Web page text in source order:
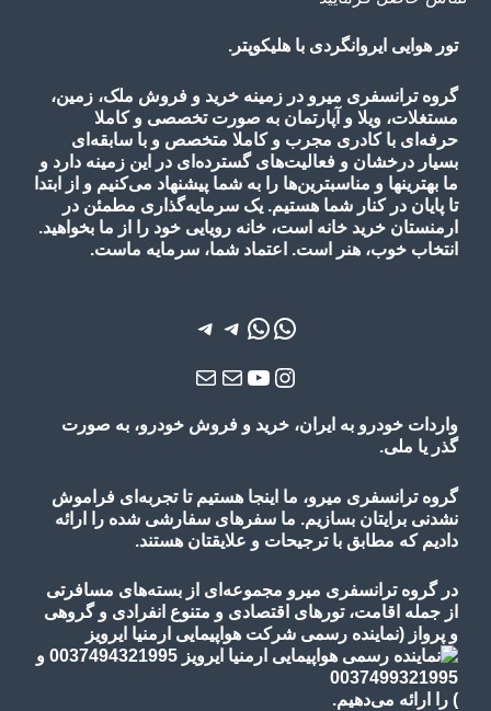
تور هوایی ایروانگردی با هلیکوپتر.
گروه ترانسفری میرو در زمینه خرید و فروش ملک، زمین،
مستغلات، ویلا و آپارتمان به صورت تخصصی و کاملا
حرفه‌ای با کادری مجرب و کاملا متخصص و با سابقه‌ای
بسیار درخشان و فعالیت‌های گسترده‌ای در این زمینه دارد و
ما بهترینها و مناسبترین‌ها را به شما پیشنهاد می‌کنیم و از ابتدا
تا پایان در کنار شما هستیم. یک سرمایه‌گذاری مطمئن در
ارمنستان خرید خانه است، خانه رویایی خود را از ما بخواهید.
انتخاب خوب، هنر است. اعتماد شما، سرمایه ماست.
واتس‌اپ
واتس‌اپ
تلگرامتلگرام
اینستاگرم
یوتیوب
ایمیلایمیل
واردات خودرو به ایران، خرید و فروش خودرو، به صورت
گذر یا ملی.
گروه ترانسفری میرو، ما اینجا هستیم تا تجربه‌ای فراموش
نشدنی برایتان بسازیم. ما سفرهای سفارشی شده را ارائه
دادیم که مطابق با ترجیحات و علایقتان هستند.
در گروه ترانسفری میرو مجموعه‌ای از بسته‌های مسافرتی
از جمله اقامت، تورهای اقتصادی و متنوع انفرادی و گروهی
و پرواز (نماینده رسمی شرکت هواپیمایی ارمنیا ایرویز
) را ارائه می‌دهیم.